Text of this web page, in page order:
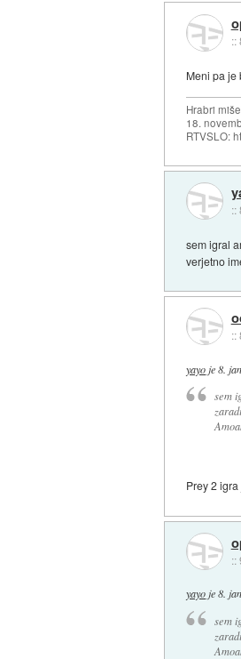
::
Meni pa je
Hrabri
18.
RTVSLO:
::
sem igral
verjetno
::
yayo je8.
sem
Prey 2
::
yayoje8.
sem